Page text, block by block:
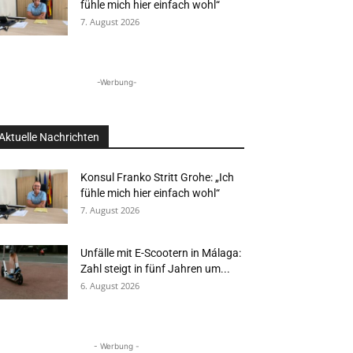
fühle mich hier einfach wohl“
7. August 2026
-Werbung-
Nachrichten
Konsul Franko Stritt Grohe: „Ich
fühle mich hier einfach wohl“
7. August 2026
Unfälle mit E-Scootern in Málaga:
Zahl steigt in fünf Jahren um...
6. August 2026
- Werbung -